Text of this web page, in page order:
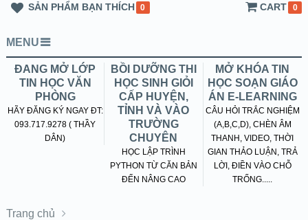
SẢN PHẨM BẠN THÍCH 0 CART 0
MENU
ĐANG MỞ LỚP
TIN HỌC VĂN
PHÒNG
HÃY ĐĂNG KÝ NGAY ĐT:
093.717.9278 ( THẦY
DÂN)
BỒI DƯỠNG THI
HỌC SINH GIỎI
CẤP HUYỆN,
TỈNH VÀ VÀO
TRƯỜNG
CHUYÊN
HỌC LẬP TRÌNH
PYTHON TỪ CĂN BẢN
ĐẾN NÂNG CAO
MỞ KHÓA TIN
HỌC SOẠN GIÁO
ÁN E-LEARNING
CÂU HỎI TRẮC NGHIỆM
(A,B,C,D), CHÈN ÂM
THANH, VIDEO, THỜI
GIAN THẢO LUẬN, TRẢ
LỜI, ĐIỀN VÀO CHỖ
TRỐNG.....
Trang chủ